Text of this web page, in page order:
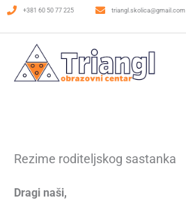
Пређи
на
садржај
+381 60 50 77 225 triangl.skolica@gmail.com
Rezime roditeljskog sastanka
Dragi naši,